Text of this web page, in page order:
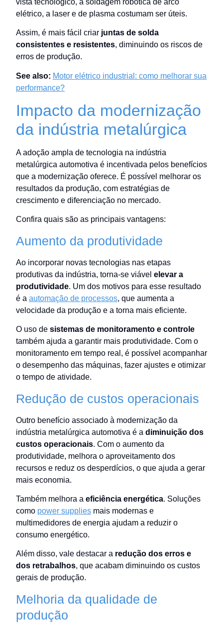
vista tecnológico, a soldagem robótica de arco
elétrico, a laser e de plasma costumam ser úteis.
Assim, é mais fácil criar juntas de solda
consistentes e resistentes, diminuindo os riscos de
erros de produção.
See also: Motor elétrico industrial: como melhorar sua
performance?
Impacto da modernização
da indústria metalúrgica
A adoção ampla de tecnologia na indústria
metalúrgica automotiva é incentivada pelos benefícios
que a modernização oferece. É possível melhorar os
resultados da produção, com estratégias de
crescimento e diferenciação no mercado.
Confira quais são as principais vantagens:
Aumento da produtividade
Ao incorporar novas tecnologias nas etapas
produtivas da indústria, torna-se viável elevar a
produtividade. Um dos motivos para esse resultado
é a automação de processos, que aumenta a
velocidade da produção e a torna mais eficiente.
O uso de sistemas de monitoramento e controle
também ajuda a garantir mais produtividade. Com o
monitoramento em tempo real, é possível acompanhar
o desempenho das máquinas, fazer ajustes e otimizar
o tempo de atividade.
Redução de custos operacionais
Outro benefício associado à modernização da
indústria metalúrgica automotiva é a diminuição dos
custos operacionais. Com o aumento da
produtividade, melhora o aproveitamento dos
recursos e reduz os desperdícios, o que ajuda a gerar
mais economia.
Também melhora a eficiência energética. Soluções
como power supplies mais modernas e
multimedidores de energia ajudam a reduzir o
consumo energético.
Além disso, vale destacar a redução dos erros e
dos retrabalhos, que acabam diminuindo os custos
gerais de produção.
Melhoria da qualidade de
produção